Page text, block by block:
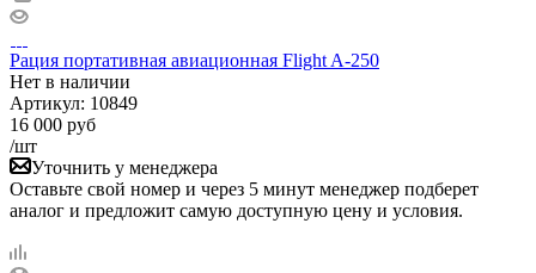
Рация портативная авиационная Flight A-250
Нет в наличии
Артикул: 10849
16 000 руб
/шт
Уточнить у менеджера
Оставьте свой номер и через 5 минут менеджер подберет
аналог и предложит самую доступную цену и условия.